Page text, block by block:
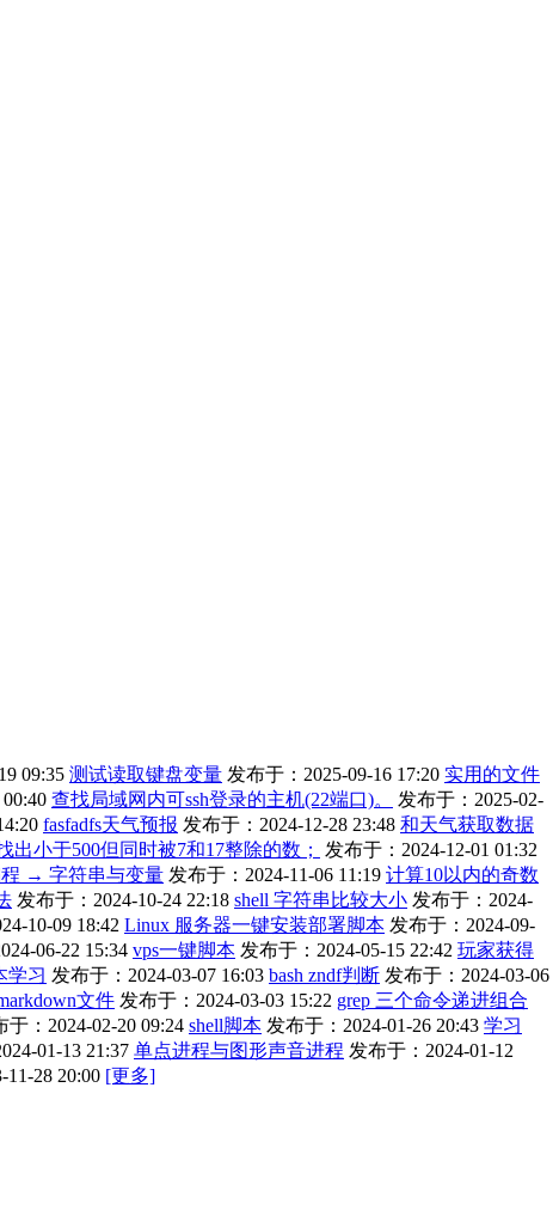
09:35 测试读取键盘变量 发布于：2025-09-16 17:20 实用的文件
查找局域网内可ssh登录的主机(22端口)。
发布于：2025-02-
fasfadfs天气预报 发布于：2024-12-28 23:48 和天气获取数据
出小于500但同时被7和17整除的数；
发布于：2024-12-01 01:32
程 → 字符串与变量 发布于：2024-11-06 11:19 计算10以内的奇数
发布于：2024-10-24 22:18 shell 字符串比较大小 发布于：2024-
10-09 18:42 Linux 服务器一键安装部署脚本 发布于：2024-09-
06-22 15:34 vps一键脚本 发布于：2024-05-15 22:42 玩家获得
学习 发布于：2024-03-07 16:03 bash zndf判断 发布于：2024-03-06
文件 发布于：2024-03-03 15:22 grep 三个命令递进组合
于：2024-02-20 09:24 shell脚本 发布于：2024-01-26 20:43 学习
01-13 21:37 单点进程与图形声音进程 发布于：2024-01-12
11-28 20:00 [更多]